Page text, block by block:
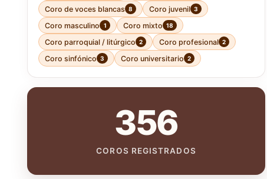
Coro de voces blancas 8 Coro juvenil 3
Coro masculino 1 Coro mixto 18
Coro parroquial / litúrgico 2 Coro profesional 2
Coro sinfónico 3 Coro universitario 2
356
COROS REGISTRADOS